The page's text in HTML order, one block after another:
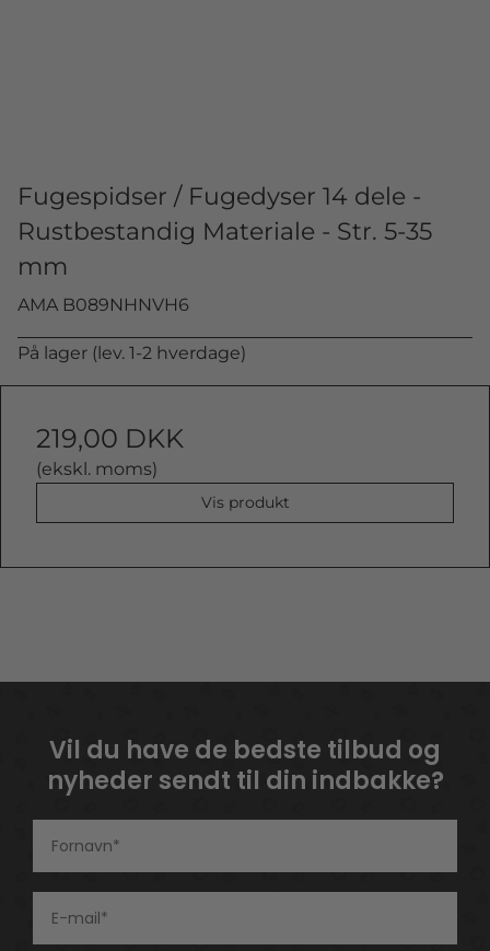
Fugespidser / Fugedyser 14 dele -
Rustbestandig Materiale - Str. 5-35
mm
AMA B089NHNVH6
På lager (lev. 1-2 hverdage)
219,00 DKK
(ekskl. moms)
Vis produkt
Vil du have de bedste tilbud og
nyheder sendt til din indbakke?